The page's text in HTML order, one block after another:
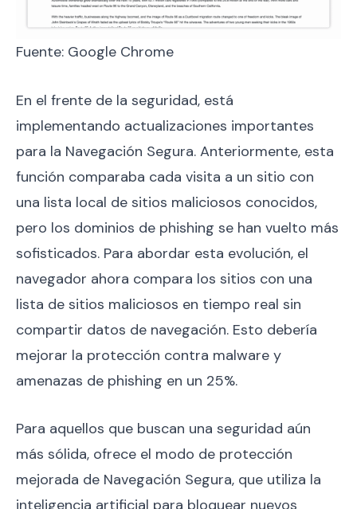
Fuente: Google Chrome
En el frente de la seguridad, está
implementando actualizaciones importantes
para la Navegación Segura. Anteriormente, esta
función comparaba cada visita a un sitio con
una lista local de sitios maliciosos conocidos,
pero los dominios de phishing se han vuelto más
sofisticados. Para abordar esta evolución, el
navegador ahora compara los sitios con una
lista de sitios maliciosos en tiempo real sin
compartir datos de navegación. Esto debería
mejorar la protección contra malware y
amenazas de phishing en un 25%.
Para aquellos que buscan una seguridad aún
más sólida, ofrece el modo de protección
mejorada de Navegación Segura, que utiliza la